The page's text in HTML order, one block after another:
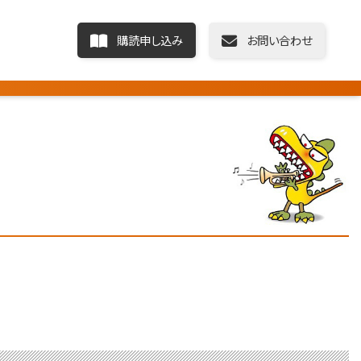
購読申し込み お問い合わせ